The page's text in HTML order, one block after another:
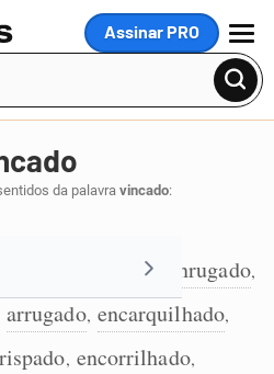
Assinar PRO
MENU
da palavra vincado:
enxovalhado enrugado,
arrugado, encarquilhado,
, encorrilhado,